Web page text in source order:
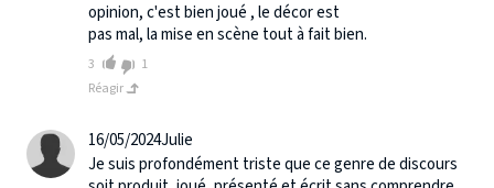
opinion, c'est bien joué , le décor est
pas mal, la mise en scène tout à fait bien.
3
1
Réagir
16/05/2024Julie
Je suis profondément triste que ce genre de discours